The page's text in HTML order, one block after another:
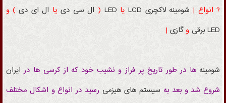
? انواع | شومینه لاکچری LCD یا LED
( ال سی دی یا ال ای دی) و
LED برقی وگازی|
شومینه ها در طور تاریخ پر فراز و نشیب خود که از کرسی ها در ایران
شروع شد و بعد به سیستم های هیزمی رسید در انواع و اشکال مختلف